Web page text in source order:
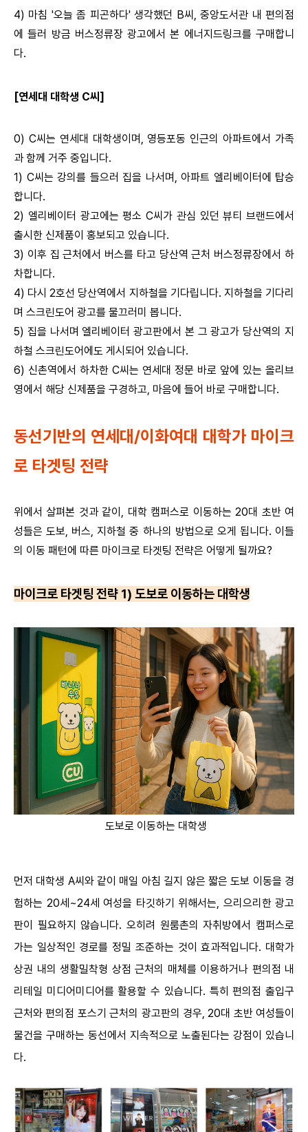
4) 마침 '오늘 좀 피곤하다' 생각했던 B씨, 중앙도서관 내 편의점
에 들러 방금 버스정류장 광고에서 본 에너지드링크를 구매합니
다.
[연세대 대학생 C씨]
0) C씨는 연세대 대학생이며, 영등포동 인근의 아파트에서 가족
과 함께 거주 중입니다.
1) C씨는 강의를 들으러 집을 나서며, 아파트 엘리베이터에 탑승
합니다.
2) 엘리베이터 광고에는 평소 C씨가 관심 있던 뷰티 브랜드에서
출시한 신제품이 홍보되고 있습니다.
3) 이후 집 근처에서 버스를 타고 당산역 근처 버스정류장에서 하
차합니다.
4) 다시 2호선 당산역에서 지하철을 기다립니다. 지하철을 기다리
며 스크린도어 광고를 물끄러미 봅니다.
5) 집을 나서며 엘리베이터 광고판에서 본 그 광고가 당산역의 지
하철 스크린도어에도 게시되어 있습니다.
6) 신촌역에서 하차한 C씨는 연세대 정문 바로 앞에 있는 올리브
영에서 해당 신제품을 구경하고, 마음에 들어 바로 구매합니다.
동선기반의 연세대/이화여대 대학가 마이크
로 타겟팅 전략
위에서 살펴본 것과 같이, 대학 캠퍼스로 이동하는 20대 초반 여
성들은 도보, 버스, 지하철 중 하나의 방법으로 오게 됩니다. 이들
의 이동 패턴에 따른 마이크로 타겟팅 전략은 어떻게 될까요?
마이크로 타겟팅 전략 1) 도보로 이동하는 대학생
도보로 이동하는 대학생
먼저 대학생 A씨와 같이 매일 아침 길지 않은 짧은 도보 이동을 경
험하는 20세~24세 여성을 타깃하기 위해서는, 으리으리한 광고
판이 필요하지 않습니다. 오히려 원룸촌의 자취방에서 캠퍼스로
가는 일상적인 경로를 정밀 조준하는 것이 효과적입니다. 대학가
상권 내의 생활밀착형 상점 근처의 매체를 이용하거나 편의점 내
리테일 미디어미디어를 활용할 수 있습니다. 특히 편의점 출입구
근처와 편의점 포스기 근처의 광고판의 경우, 20대 초반 여성들이
물건을 구매하는 동선에서 지속적으로 노출된다는 강점이 있습니
다.